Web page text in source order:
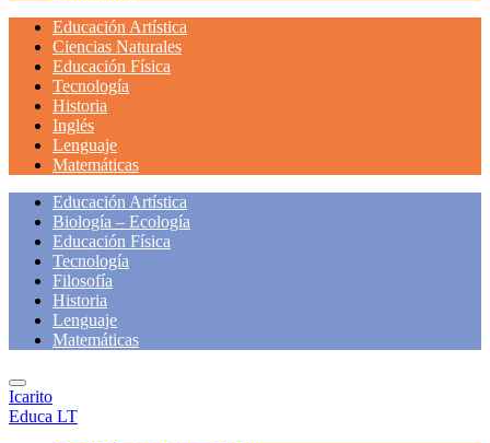
Educación Artística
Ciencias Naturales
Educación Física
Tecnología
Historia
Inglés
Lenguaje
Matemáticas
Educación Artística
Biología – Ecología
Educación Física
Tecnología
Filosofía
Historia
Lenguaje
Matemáticas
Icarito
Educa LT